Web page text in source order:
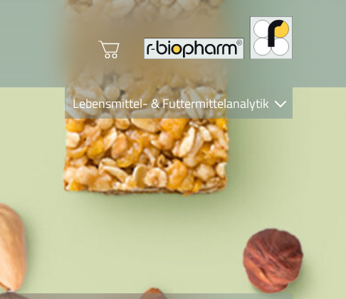
Lebensmittel- & Futtermittelanalytik
Clinical Diagnostics
R-Biopharm AG
Nutrition Care